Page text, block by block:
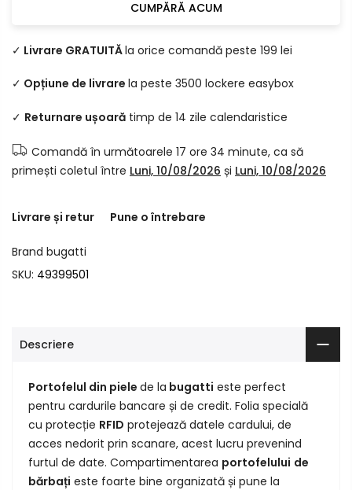
CUMPĂRĂ ACUM
✓ Livrare GRATUITĂla orice comandă peste 199 lei
✓ Opțiune de livrare la peste 3500 lockere easybox
✓ Returnare ușoară timp de 14 zile calendaristice
Comandă în următoarele 17 ore 34 minute, ca să
primești coletul între Luni, 10/08/2026 și Luni, 10/08/2026
Livrare și retur Pune o întrebare
Brand bugatti
SKU: 49399501
Descriere
Portofelul din piele de la bugatti este perfect
pentru cardurile bancare și de credit. Folia specială
cu protecție RFID protejează datele cardului, de
acces nedorit prin scanare, acest lucru prevenind
furtul de date. Compartimentarea portofelului de
bărbați este foarte bine organizată și pune la